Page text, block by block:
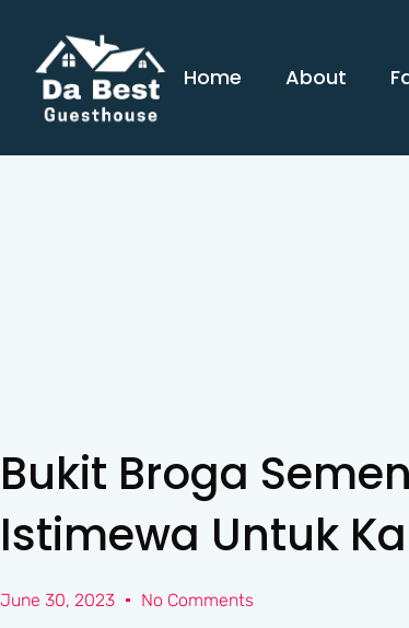
content
Home About
Bukit Broga
Istimewa Untuk
June 30, 2023 No Comments